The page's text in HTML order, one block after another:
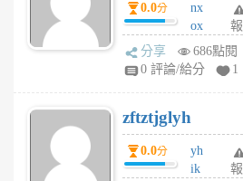
月
前
0.0分
nx
ox
rh
pe
月
前
報
分享
686點閱
0 評論/給分
1
zftztjglyh
0.0分
yh
ik
報